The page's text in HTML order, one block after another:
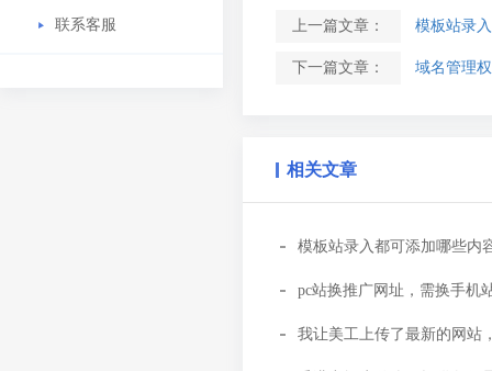
联系客服 上一篇文章： 模板站录
下一篇文章： 域名管理
相关文章
模板站录入都可添加哪些内
pc站换推广网址，需换手机
我让美工上传了最新的网站